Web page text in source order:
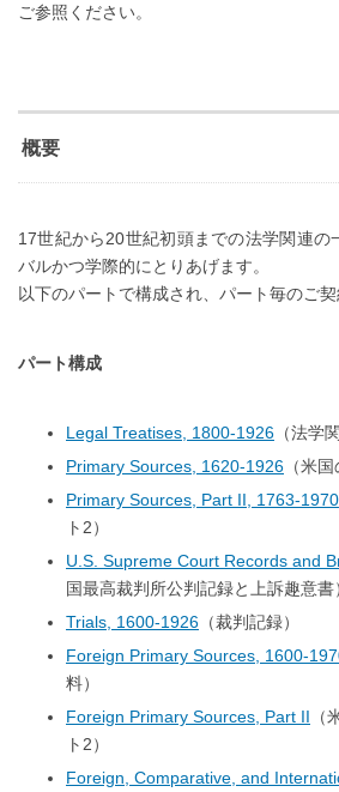
ご参照ください。
概要
17世紀から20世紀初頭までの法学関連の
バルかつ学際的にとりあげます。
以下のパートで構成され、パート毎のご契
パート構成
Legal Treatises, 1800-1926 （法学
Primary Sources, 1620-1926 （米
Primary Sources, Part II, 1763-1970
ト2）
U.S. Supreme Court Records and
国最高裁判所公判記録と上訴趣意書
Trials, 1600-1926 （裁判記録）
Foreign Primary Sources, 1600-
料）
Foreign Primary Sources, Part II （
ト2）
Foreign, Comparative, and